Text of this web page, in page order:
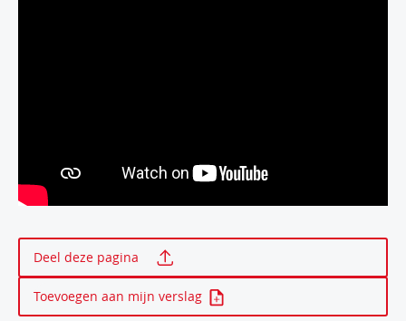
Deel deze pagina
Toevoegen aan mijn verslag